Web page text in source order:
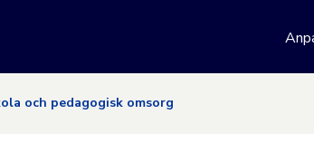
kommuns
och pedagogisk omsorg